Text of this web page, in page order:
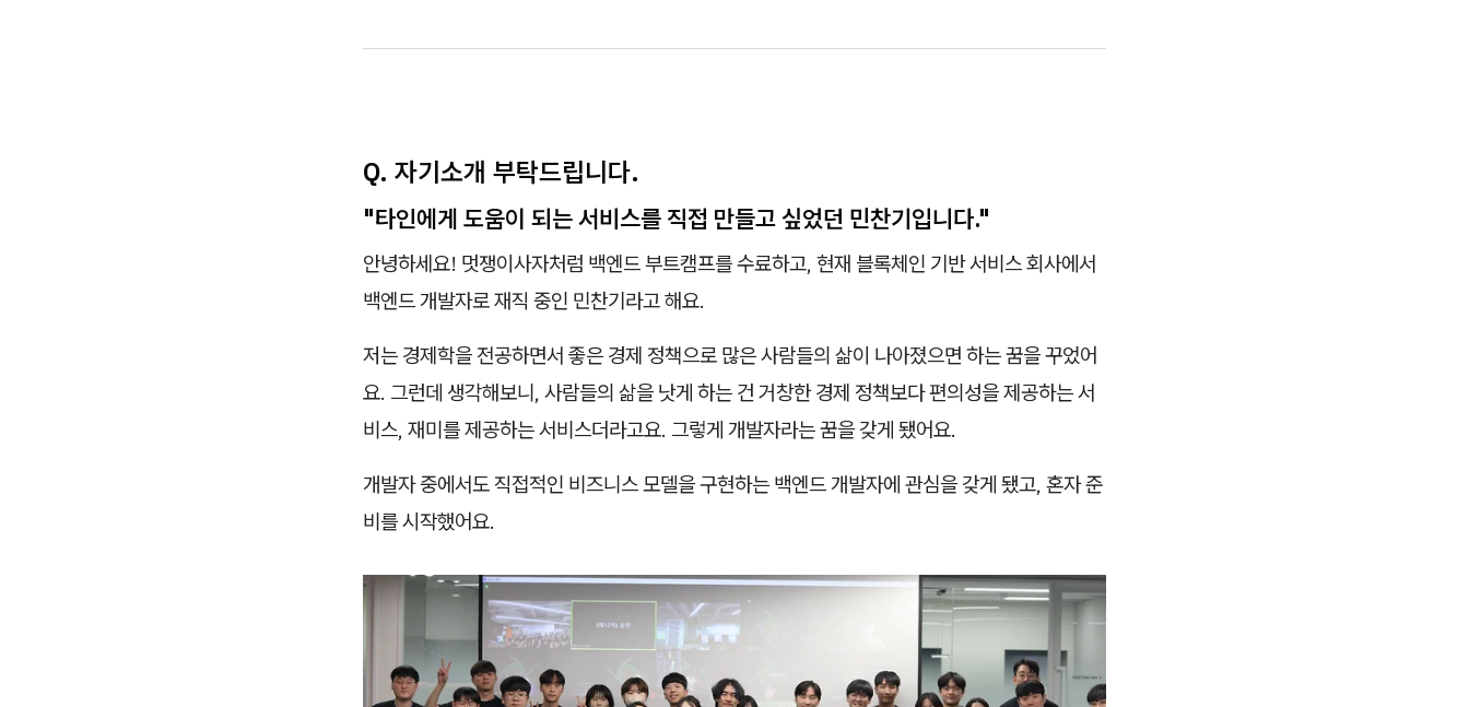
Q. 자기소개 부탁드립니다.
"타인에게 도움이 되는 서비스를 직접 만들고 싶었던 민찬기입니다."
안녕하세요! 멋쟁이사자처럼 백엔드 부트캠프를 수료하고, 현재 블록체인 기반 서비스 회사에서
백엔드 개발자로 재직 중인 민찬기라고 해요.
저는 경제학을 전공하면서 좋은 경제 정책으로 많은 사람들의 삶이 나아졌으면 하는 꿈을 꾸었어
요. 그런데 생각해보니, 사람들의 삶을 낫게 하는 건 거창한 경제 정책보다 편의성을 제공하는 서
비스, 재미를 제공하는 서비스더라고요. 그렇게 개발자라는 꿈을 갖게 됐어요.
개발자 중에서도 직접적인 비즈니스 모델을 구현하는 백엔드 개발자에 관심을 갖게 됐고, 혼자 준
비를 시작했어요.